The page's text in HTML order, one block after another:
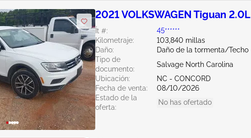
2021 VOLKSWAGEN Tiguan 2.0L
Ít #:
45******
Kilometraje:
103,840 millas
Daño:
Daño de la tormenta/Techo
Tipo de
documento:
Salvage North Carolina
Ubicación:
NC - CONCORD
Fecha de venta:
08/10/2026
Estado de la
oferta:
No has ofertado